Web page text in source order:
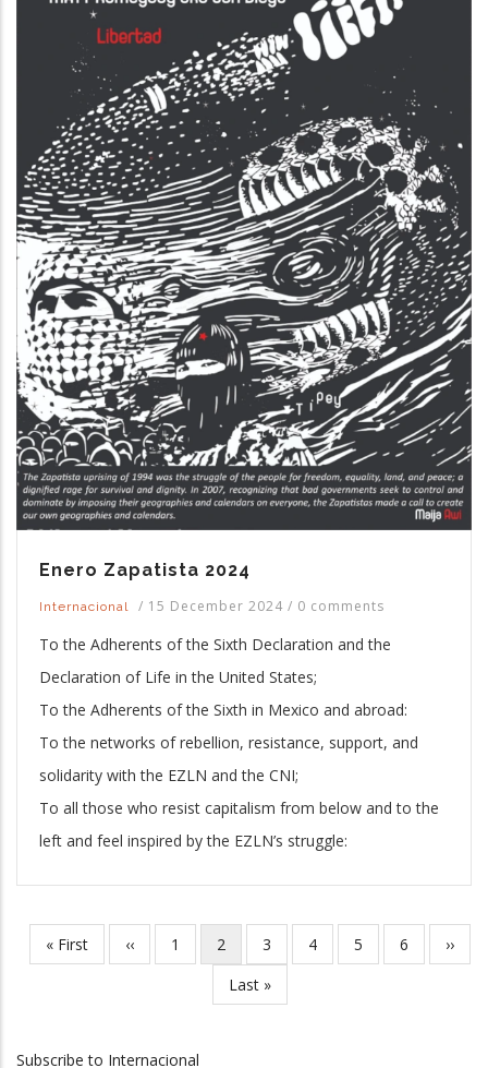
Enero Zapatista 2024
Internacional / 15 December 2024 / 0 comments
To the Adherents of the Sixth Declaration and the
Declaration of Life in the United States;
To the Adherents of the Sixth in Mexico and abroad:
To the networks of rebellion, resistance, support, and
solidarity with the EZLN and the CNI;
To all those who resist capitalism from below and to the
left and feel inspired by the EZLN’s struggle:
Pagination
First
page
« First
Previous
page
‹‹ Page
1
Current
page
2 Page
3 Page
4 Page
5 Page
6
Next
page
››
Last
page
Last »
Subscribe to Internacional